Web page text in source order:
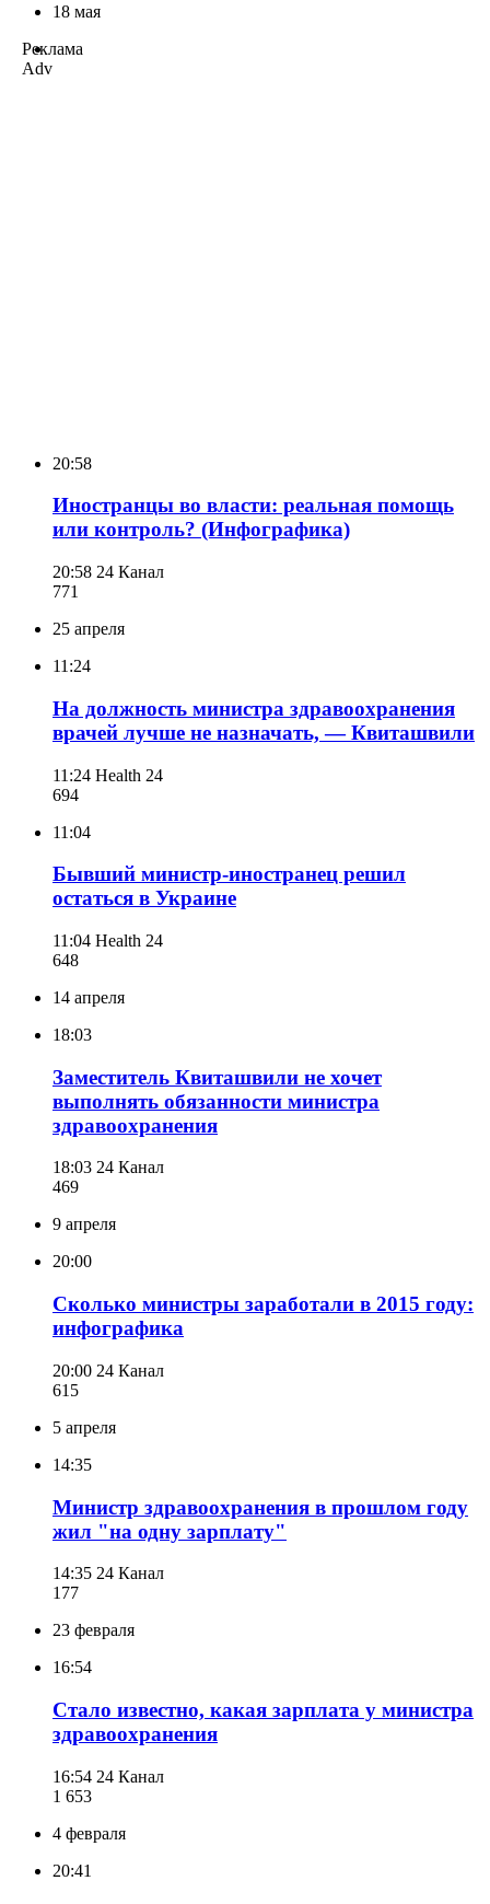
18 мая
Реклама
Adv
20:58
Иностранцы во власти: реальная помощь
или контроль? (Инфографика)
20:58 24 Канал
771
25 апреля
11:24
На должность министра здравоохранения
врачей лучше не назначать, — Квиташвили
11:24 Health 24
694
11:04
Бывший министр-иностранец решил
остаться в Украине
11:04 Health 24
648
14 апреля
18:03
Заместитель Квиташвили не хочет
выполнять обязанности министра
здравоохранения
18:03 24 Канал
469
9 апреля
20:00
Сколько министры заработали в 2015 году:
инфографика
20:00 24 Канал
615
5 апреля
14:35
Министр здравоохранения в прошлом году
жил "на одну зарплату"
14:35 24 Канал
177
23 февраля
16:54
Стало известно, какая зарплата у министра
здравоохранения
16:54 24 Канал
1 653
4 февраля
20:41